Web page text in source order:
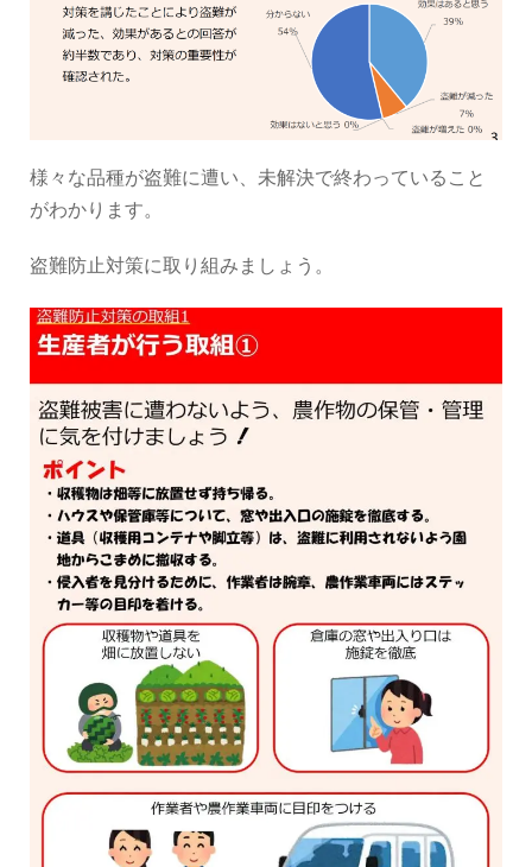
様々な品種が盗難に遭い、未解決で終わっていること
がわかります。
盗難防止対策に取り組みましょう。